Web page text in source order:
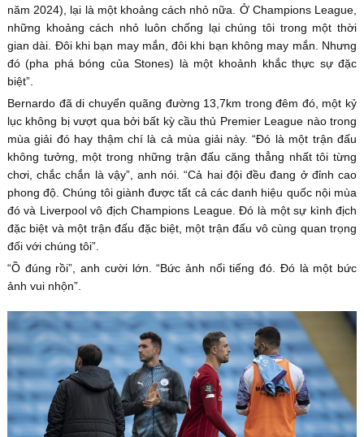
năm 2024), lại là một khoảng cách nhỏ nữa. Ở Champions League,
những khoảng cách nhỏ luôn chống lại chúng tôi trong một thời
gian dài. Đôi khi bạn may mắn, đôi khi bạn không may mắn. Nhưng
đó (pha phá bóng của Stones) là một khoảnh khắc thực sự đặc
biệt”.
Bernardo đã di chuyển quãng đường 13,7km trong đêm đó, một kỷ
lục không bị vượt qua bởi bất kỳ cầu thủ Premier League nào trong
mùa giải đó hay thậm chí là cả mùa giải này. “Đó là một trận đấu
không tưởng, một trong những trận đấu căng thẳng nhất tôi từng
chơi, chắc chắn là vậy”, anh nói. “Cả hai đội đều đang ở đỉnh cao
phong độ. Chúng tôi giành được tất cả các danh hiệu quốc nội mùa
đó và Liverpool vô địch Champions League. Đó là một sự kình địch
đặc biệt và một trận đấu đặc biệt, một trận đấu vô cùng quan trọng
đối với chúng tôi”.
“Ồ đúng rồi”, anh cười lớn. “Bức ảnh nổi tiếng đó. Đó là một bức
ảnh vui nhộn”.